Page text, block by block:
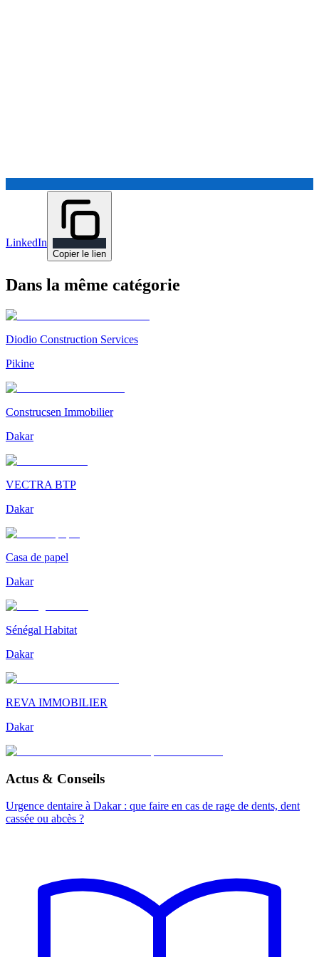
LinkedIn
Copier le lien
Dans la même catégorie
Diodio Construction Services
Pikine
Construcsen Immobilier
Dakar
VECTRA BTP
Dakar
Casa de papel
Dakar
Sénégal Habitat
Dakar
REVA IMMOBILIER
Dakar
Actus & Conseils
Urgence dentaire à Dakar : que faire en cas de rage de dents, dent
cassée ou abcès ?